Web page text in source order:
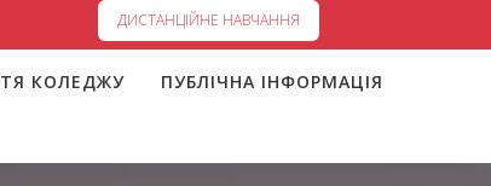
ДИСТАНЦІЙНЕ НАВЧАННЯ
КОЛЕДЖУ ПУБЛІЧНА ІНФОРМАЦІЯ